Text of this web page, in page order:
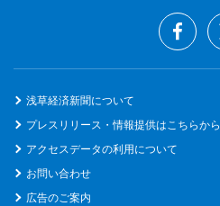
浅草経済新聞について
プレスリリース・情報提供はこちらから
アクセスデータの利用について
お問い合わせ
広告のご案内